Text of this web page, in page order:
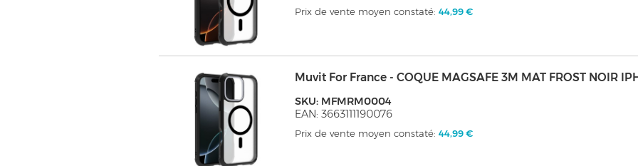
Prix de vente moyen constaté:44,99 €
Muvit For France - COQUE MAGSAFE 3M MAT FROST NOIR
SKU: MFMRM0004
EAN: 3663111190076
Prix de vente moyen constaté:44,99 €